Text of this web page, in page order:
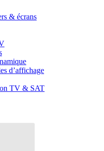
& écrans
d’affichage
TV & SAT